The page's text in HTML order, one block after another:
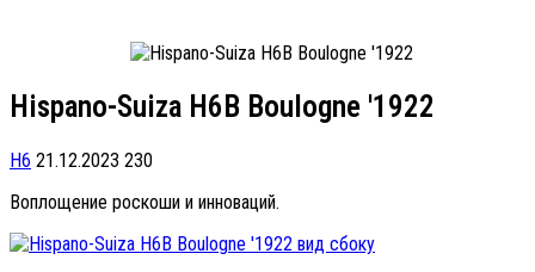
Hispano-Suiza H6B Boulogne '1922
H6 21.12.2023 230
Воплощение роскоши и инноваций.